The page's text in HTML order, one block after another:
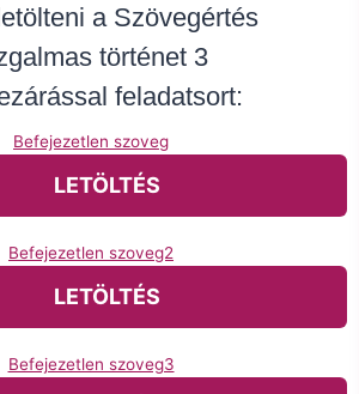
a Szövegértés
történet 3
feladatsort:
Befejezetlen szoveg
LETÖLTÉS
Befejezetlen szoveg2
LETÖLTÉS
Befejezetlen szoveg3